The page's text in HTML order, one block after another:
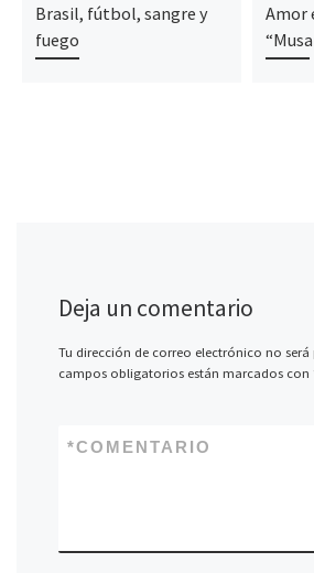
Brasil, fútbol, sangre y
fuego
Amor
Deja un comentario
Tu dirección de correo electrónico no será
campos obligatorios están marcados con
COMENTARIO
*